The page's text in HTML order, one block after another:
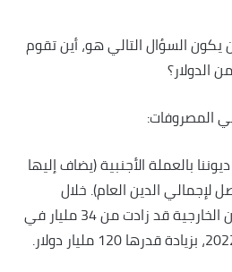
السؤال التالي هو، أين تقوم
الدولار؟
المصروفات:
بالعملة الأجنبية (يضاف إليها
لإجمالي الدين العام). خلال
السنوات السابقة فإن الديون الخارجية قد زادت من 34 مليار في